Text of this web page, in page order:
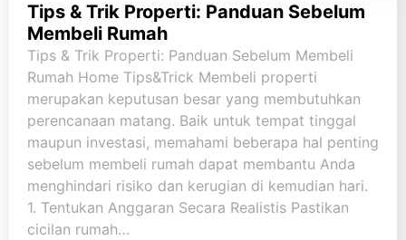
Tips & Trik Properti: Panduan Sebelum
Membeli Rumah
Tips & Trik Properti: Panduan Sebelum Membeli
Rumah Home Tips&Trick Membeli properti
merupakan keputusan besar yang membutuhkan
perencanaan matang. Baik untuk tempat tinggal
maupun investasi, memahami beberapa hal penting
sebelum membeli rumah dapat membantu Anda
menghindari risiko dan kerugian di kemudian hari.
1. Tentukan Anggaran Secara Realistis Pastikan
cicilan rumah…